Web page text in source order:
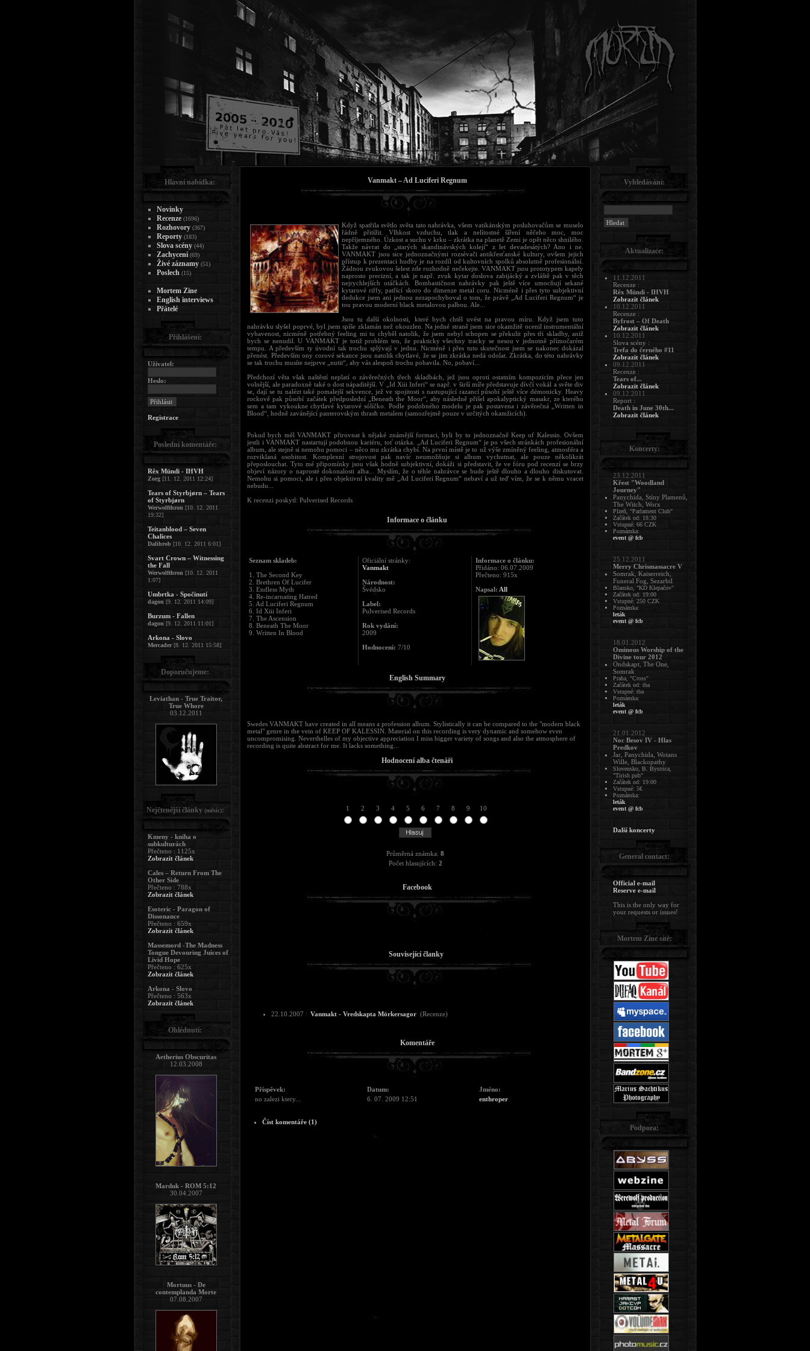
Vanmakt – Ad Luciferi Regnum
Když spatřila světlo světa tato nahrávka, všem vatikánským posluhovačům se muselo
řádně přitížit. Vlhkost vzduchu, tlak a nelítostné šíření něčeho moc, moc
nepříjemného. Úzkost a suchu v krku – zkrátka na planetě Zemi je opět něco shnilého.
Takže návrat do „starých skandinávských kolejí“ z let devadesátých? Ano i ne.
VANMAKT jsou sice jednoznačnými rozsévači antikřesťanské kultury, ovšem jejich
přístup k prezentaci hudby je na rozdíl od kultovních spolků absolutně profesionální.
Žádnou zvukovou šelest zde rozhodně nečekejte. VANMAKT jsou prototypem kapely
naprosto precizní, a tak je např. zvuk kytar doslova zabijácký a zvláště pak v těch
nejrychlejších otáčkách. Bombastičnost nahrávky pak ještě více umocňují sekané
kytarové riffy, patřící skoro do dimenze metal coru. Nicméně i přes tyto subjektivní
dedukce jsem ani jednou nezapochyboval o tom, že právě „Ad Luciferi Regnum“ je
tou pravou moderní black metalovou palbou. Ale...
Jsou tu další okolnosti, které bych chtěl uvést na pravou míru. Když jsem tuto
nahrávku slyšel poprvé, byl jsem spíše zklamán než okouzlen. Na jedné straně jsem sice okamžitě ocenil instrumentální
vybavenost, nicméně potřebný feeling mi tu chyběl natolik, že jsem nebyl schopen se překulit přes tři skladby, aniž
bych se nenudil. U VANMAKT je totiž problém ten, že prakticky všechny tracky se nesou v jednotně přímočarém
tempu. A především ty úvodní tak trochu splývají v jednu. Nicméně i přes tuto skutečnost jsem se nakonec dokázal
přenést. Především ony corové sekance jsou natolik chytlavé, že se jim zkrátka nedá odolat. Zkrátka, do této nahrávky
se tak trochu musíte nejprve „nutit“, aby vás alespoň trochu pobavila. No, pobaví...
Předchozí věta však naštěstí neplatí o závěrečných třech skladbách, jež jsou oproti ostatním kompozicím přece jen
volnější, ale paradoxně také o dost nápaditější. V „Id Xiii Inferi“ se např. v širší míře představuje dívčí vokál a světe div
se, dají se tu nalézt také pomalejší sekvence, jež ve spojitosti s nastupující razancí působí ještě více démonicky. Heavy
rockově pak působí začátek předposlední „Beneath the Moor“, aby následně přišel apokalyptický masakr, ze kterého
sem a tam vykoukne chytlavé kytarové sólíčko. Podle podobného modelu je pak postavena i závěrečná „Written in
Blood“, hodně zavánějící panterovským thrash metalem (samozřejmě pouze v určitých okamžicích).
Pokud bych měl VANMAKT přirovnat k nějaké známější formaci, byli by to jednoznačně Keep of Kalessin. Ovšem
jestli i VANMAKT nastartují podobnou kariéru, toť otázka. „Ad Luciferi Regnum“ je po všech stránkách profesionální
album, ale stejně si nemohu pomoci – něco mu zkrátka chybí. Na první místě je to už výše zmíněný feeling, atmosféra a
rozviklaná osobitost. Komplexní strojovost pak navíc neumožňuje si album vychutnat, ale pouze několikrát
přeposlouchat. Tyto mé připomínky jsou však hodně subjektivní, dokáži si představit, že ve fóru pod recenzí se brzy
objeví názory o naprosté dokonalosti alba... Myslím, že o téhle nahrávce se bude ještě dlouho a dlouho diskutovat.
Nemohu si pomoci, ale i přes objektivní kvality mě „Ad Luciferi Regnum“ nebaví a už teď vím, že se k němu vracet
nebudu...
K recenzi poskytl: Pulverised Records
Informace o článku
Seznam skladeb:
1. The Second Key
2. Brethren Of Lucifer
3. Endless Myth
4. Re-incarnating Hatred
5. Ad Luciferi Regnum
6. Id Xiii Inferi
7. The Ascension
8. Beneath The Moor
9. Written In Blood
Oficiální stránky:
Vanmakt
Národnost:
Švédsko
Label:
Pulverised Records
Rok vydání:
2009
Hodnocení: 7/10
Informace o článku:
Přidáno: 06.07.2009
Přečteno: 915x
Napsal: All
English Summary
Swedes VANMAKT have created in all means a profession album. Stylistically it can be compared to the "modern black
metal" genre in the vein of KEEP OF KALESSIN. Material on this recording is very dynamic and somehow even
uncompromising. Neverthelles of my objective appreciation I miss bigger variety of songs and also the atmosphere of
recording is quite abstract for me. It lacks something...
Hodnocení alba čtenáři
1 2 3 4 5 6 7 8 9 10
Průměrná známka: 8
Počet hlasujících: 2
Facebook
Související članky
22.10.2007 Vanmakt - Vredskapta Mörkersagor (Recenze)
Komentáře
Příspěvek: Datum:
Jméno:
no zalezi ktery...
6. 07. 2009 12:51 enthroper
Číst komentáře (1)
Hlavní nabídka:
Novinky
Recenze (1696)
Rozhovory (367)
Reporty (183)
Slova scény (44)
Zachycení (69)
Živé záznamy (51)
Poslech (15)
Mortem Zine
English interviews
Přátelé
Přihlášení:
Uživatel:
Heslo:
Registrace
Poslední komentáře:
Rêx Mündi - IHVH
Zorg [11. 12. 2011 12:24]
Tears of Styrbjørn – Tears
of Styrbjørn
Werwolfthron [10. 12. 2011
19:32]
Teitanblood – Seven
Chalices
Dalihrob [10. 12. 2011 6:01]
Svart Crown – Witnessing
the Fall
Werwolfthron [10. 12. 2011
1:07]
Umbrtka - Spočinutí
dagon [9. 12. 2011 14:09]
Burzum - Fallen
dagon [9. 12. 2011 11:01]
Arkona - Slovo
Mercader[8. 12. 2011 15:58]
Doporučujeme:
Leviathan - True Traitor,
True Whore
03.12.2011
Nejčtenější články (měsíc):
Kmeny - kniha o
subkulturách
Přečteno : 1125x
Zobrazit článek
Cales – Return From The
Other Side
Přečteno : 788x
Zobrazit článek
Esoteric - Paragon of
Dissonance
Přečteno : 659x
Zobrazit článek
Massemord -The Madness
Tongue Devouring Juices of
Livid Hope
Přečteno : 625x
Zobrazit článek
Arkona - Slovo
Přečteno : 563x
Zobrazit článek
Ohlédnutí:
Aetherius Obscuritas
12.03.2008
Marduk - ROM 5:12
30.04.2007
Mortuus - De
contemplanda Morte
07.08.2007
Vyhledávání:
Aktualizace:
11.12.2011
Recenze :
Rêx Mündi - IHVH
Zobrazit článek
10.12.2011
Recenze :
Byfrost – Of Death
Zobrazit článek
10.12.2011
Slova scény :
Trefa do černého #11
Zobrazit článek
09.12.2011
Recenze :
Tears of...
Zobrazit článek
09.12.2011
Report :
Death in June 30th...
Zobrazit článek
Koncerty:
23.12.2011
Křest "Woodland
Journey"
Panychida, Stíny Plamenů,
The Witch, Worx
Plzeň, "Parlament Club"
Začátek od: 18:30
Vstupné: 66 CZK
Poznámka:
event @ fcb
25.12.2011
Merry Chrismassacre V
Somrak, Kaiserreich,
Funeral Fog, Sezarbil
Blansko, "KD Klepačov"
Začátek od: 19:00
Vstupné: 250 CZK
Poznámka:
leták
event @ fcb
18.01.2012
Ominous Worship of the
Divine tour 2012
Ondskapt, The One,
Somrak
Praha, "Cross"
Začátek od: tba
Vstupné: tba
Poznámka:
leták
event @ fcb
21.01.2012
Noc Besov IV - Hlas
Predkov
Jar, Panychida, Wotans
Wille, Blackopathy
Slovensko, B. Bystrica,
"Tirish pub"
Začátek od: 19:00
Vstupné: 5€
Poznámka:
leták
event @ fcb
Další koncerty
General contact:
Official e-mail
Reserve e-mail
This is the only way for
your requests or issues!
Mortem Zine sítě:
Podpora: